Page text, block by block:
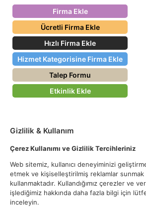
Firma Ekle
Ücretli Firma Ekle
Hızlı Firma Ekle
Hizmet Kategorisine Firma Ekle
Talep Formu
Etkinlik Ekle
Gizlilik & Kullanım
Çerez Kullanımı ve Gizlilik Tercihleriniz
Web sitemiz, kullanıcı deneyiminizi
etmek ve kişiselleştirilmiş reklamlar sunmak
kullanmaktadır. Kullandığımız çerezler ve
işlediğimiz hakkında daha fazla bilgi için
inceleyin.